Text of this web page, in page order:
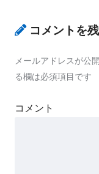
コメントを
メールアドレスが公
る欄は必須項目です
コメント